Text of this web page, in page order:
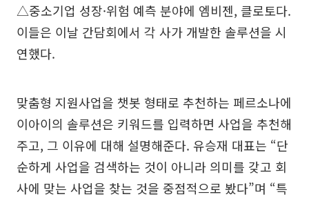
△중소기업 성장·위험 예측 분야에 엠비젠, 클로토다.
이들은 이날 간담회에서 각 사가 개발한 솔루션을 시
연했다.
맞춤형 지원사업을 챗봇 형태로 추천하는 페르소나에
이아이의 솔루션은 키워드를 입력하면 사업을 추천해
주고, 그 이유에 대해 설명해준다. 유승재 대표는 “단
순하게 사업을 검색하는 것이 아니라 의미를 갖고 회
사에 맞는 사업을 찾는 것을 중점적으로 봤다”며 “특